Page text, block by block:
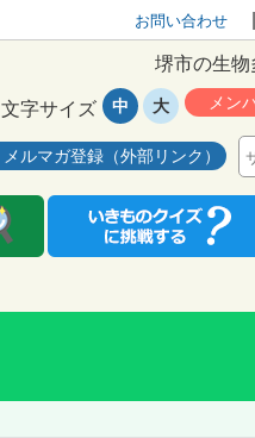
お問い合わせ
堺市の生物
メルマガ登録（外部リンク）
メン
文字サイズ 中 大